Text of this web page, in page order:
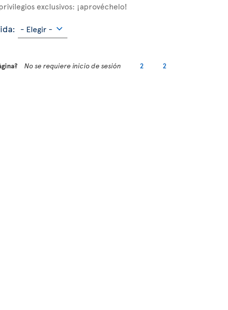
exclusivos: ¡aprovéchelo!
No se requiere inicio de sesión 2 2